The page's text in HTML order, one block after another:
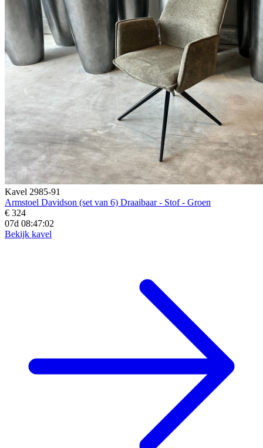
Kavel 2985-91
Armstoel Davidson (set van 6) Draaibaar - Stof - Groen
€ 324
07d 08:47:01
Bekijk kavel